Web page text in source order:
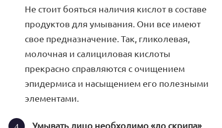
Не стоит бояться наличия кислот в составе
продуктов для умывания. Они все имеют
свое предназначение. Так, гликолевая,
молочная и салициловая кислоты
прекрасно справляются с очищением
эпидермиса и насыщением его полезными
элементами.
Умывать лицо необходимо «до скрипа»